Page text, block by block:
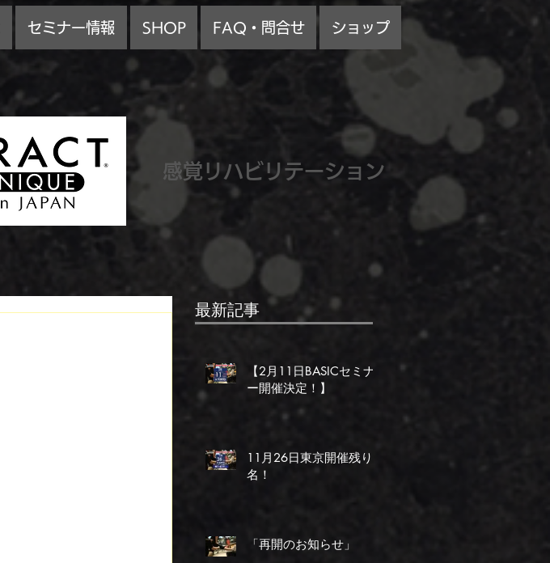
セミナー情報 SHOP FAQ・問合せ ショップ
感覚リハビリテーション
最新記事
【2月11日BASICセミナ
ー開催決定！】
11月26日東京開催残り1
名！
「再開のお知らせ」